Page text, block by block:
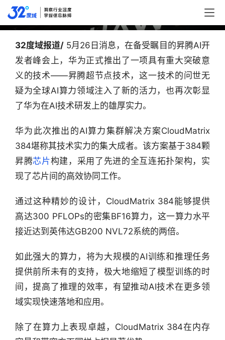
片AI算力方案领先英伟达AMD一代
32度域报道/ 5月26日消息，在备受瞩目的昇腾AI开
发者峰会上，华为正式推出了一项具有重大突破意
义的技术——昇腾超节点技术，这一技术的问世无
疑为全球AI算力领域注入了新的活力，也再次彰显
了华为在AI技术研发上的雄厚实力。
华为此次推出的AI算力集群解决方案CloudMatrix
384堪称其技术实力的集大成者。该方案基于384颗
昇腾芯片构建，采用了先进的全互连拓扑架构，实
现了芯片间的高效协同工作。
通过这种精妙的设计，CloudMatrix 384能够提供
高达300 PFLOPs的密集BF16算力，这一算力水平
接近达到英伟达GB200 NVL72系统的两倍。
如此强大的算力，将为大规模的AI训练和推理任务
提供前所未有的支持，极大地缩短了模型训练的时
间，提高了推理的效率，有望推动AI技术在更多领
域实现快速落地和应用。
除了在算力上表现卓越，CloudMatrix 384在内存